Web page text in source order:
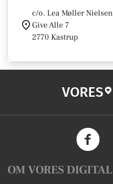
c/o. Lea Møller Nielsen
Give Alle 7
2770 Kastrup
VORES
OM VORES DIGITAL